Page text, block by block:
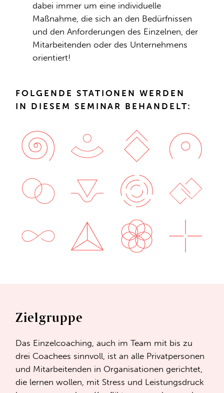
dabei immer um eine individuelle
Maßnahme, die sich an den Bedürfnissen
und den Anforderungen des Einzelnen, der
Mitarbeitenden oder des Unternehmens
orientiert!
FOLGENDE STATIONEN WERDEN
IN DIESEM SEMINAR BEHANDELT:
Zielgruppe
Das Einzelcoaching, auch im Team mit bis zu
drei Coachees sinnvoll, ist an alle Privatpersonen
und Mitarbeitenden in Organisationen gerichtet,
die lernen wollen, mit Stress und Leistungsdruck